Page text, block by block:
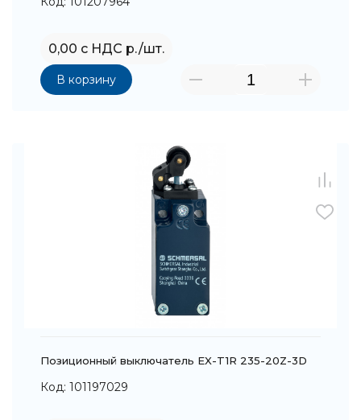
0,00 с НДС р./шт.
В корзину
Позиционный выключатель EX-T1R 235-20Z-3D
Код: 101197029